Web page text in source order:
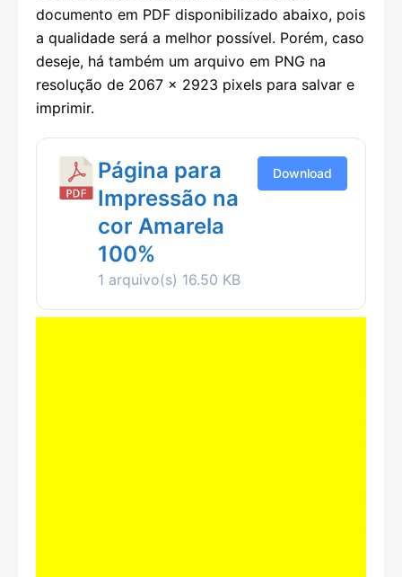
documento em PDF disponibilizado abaixo, pois
a qualidade será a melhor possível. Porém, caso
deseje, há também um arquivo em PNG na
resolução de 2067 x 2923 pixels para salvar e
imprimir.
Página para
Impressão na
cor Amarela
100%
1 arquivo(s) 16.50 KB
Download